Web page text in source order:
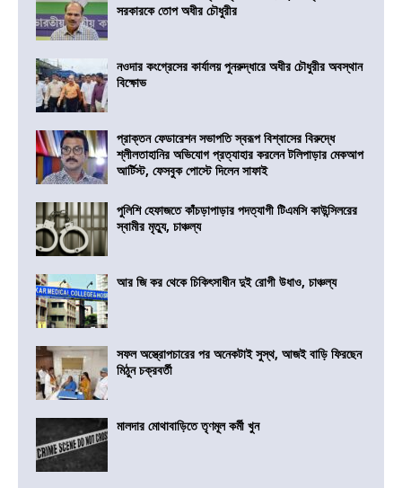
সরকারকে তোপ অধীর চৌধুরীর
নওদার কংগ্রেসের কার্যালয় পুনরুদ্ধারে অধীর চৌধুরীর অবস্থান
বিক্ষোভ
প্রাক্তন ফেডারেশন সভাপতি স্বরূপ বিশ্বাসের বিরুদ্ধে
শ্লীলতাহানির অভিযোগ প্রত্যাহার করলেন টলিপাড়ার মেকআপ
আর্টিস্ট, ফেসবুক পোস্টে দিলেন সাফাই
পুলিশি হেফাজতে কাঁচড়াপাড়ার পদত্যাগী টিএমসি কাউন্সিলরের
স্বামীর মৃত্যু, চাঞ্চল্য
আর জি কর থেকে চিকিৎসাধীন দুই রোগী উধাও, চাঞ্চল্য
সফল অস্ত্রোপচারের পর অনেকটাই সুস্থ, আজই বাড়ি ফিরছেন
মিঠুন চক্রবর্তী
মালদার মোথাবাড়িতে তৃণমূল কর্মী খুন